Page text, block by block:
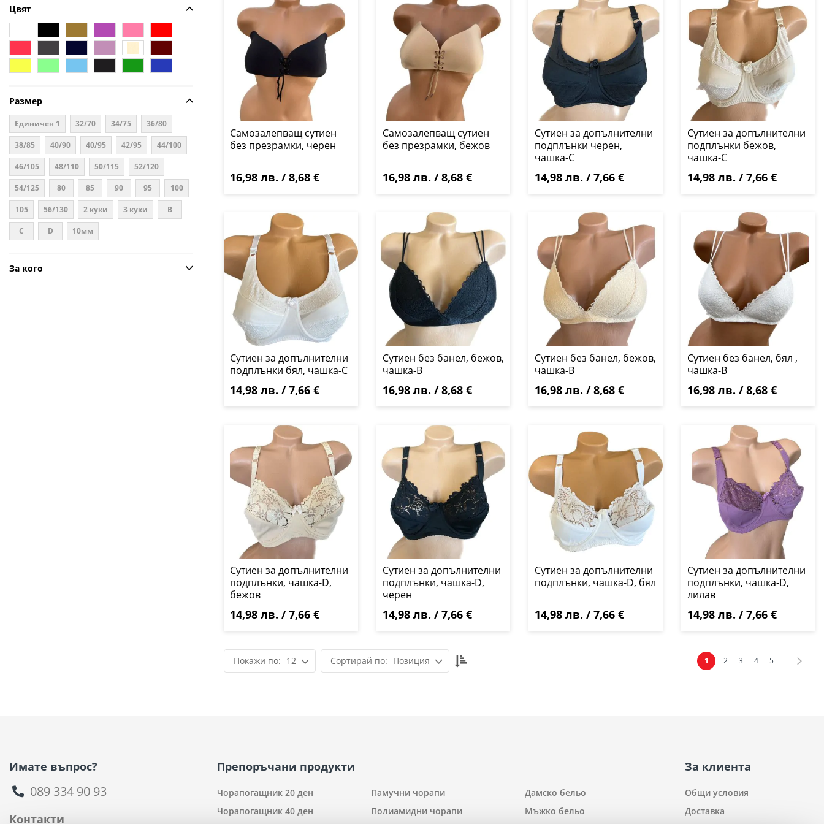
Самозалепващ сутиен
без презрамки, черен
16,98 лв. / 8,68 €
Самозалепващ сутиен
без презрамки, бежов
16,98 лв. / 8,68 €
Сутиен за допълнителни
подплънки черен,
чашка-C
14,98 лв. / 7,66 €
Сутиен за допълнителни
подплънки бежов,
чашка-C
14,98 лв. / 7,66 €
Сутиен за допълнителни
подплънки бял, чашка-C
14,98 лв. / 7,66 €
Сутиен без банел, бежов,
чашка-B
16,98 лв. / 8,68 €
Сутиен без банел, бежов,
чашка-B
16,98 лв. / 8,68 €
Сутиен без банел, бял ,
чашка-B
16,98 лв. / 8,68 €
Сутиен за допълнителни
подплънки, чашка-D,
бежов
14,98 лв. / 7,66 €
Сутиен за допълнителни
подплънки, чашка-D,
черен
14,98 лв. / 7,66 €
Сутиен за допълнителни
подплънки, чашка-D, бял
14,98 лв. / 7,66 €
Сутиен за допълнителни
подплънки, чашка-D,
лилав
14,98 лв. / 7,66 €
12 Позиция
Настрой
Страница
В момента четете страница
1 Страница
2 Страница
3 Страница
4 Страница
5
Цвят
Размер
Единичен 1 32/70 34/75 36/80
38/85 40/90 40/95 42/95 44/100
46/105 48/110 50/115 52/120
54/125 80 85 90 95 100
105 56/130 2 куки 3 куки B
C D 10мм
За кого
Имате въпрос?
089 334 90 93
Контакти
Препоръчани продукти
Чорапогащник 20 ден
Чорапогащник 40 ден
Памучни чорапи
Полиамидни чорапи
Дамско бельо
Мъжко бельо
За клиента
Общи условия
Доставка